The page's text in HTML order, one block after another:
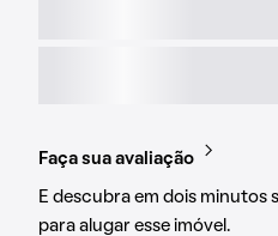
Faça sua avaliação
E descubra em dois
para alugar esse imóvel.